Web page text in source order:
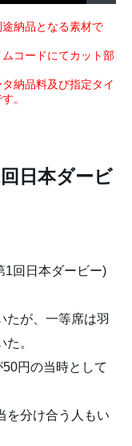
納品となる素材で
コードにてカット部
納品料及び指定タイ
。
日本ダービ
1回日本ダービー)
たが、一等席は羽
。
円の当時として
を分け合う人もい